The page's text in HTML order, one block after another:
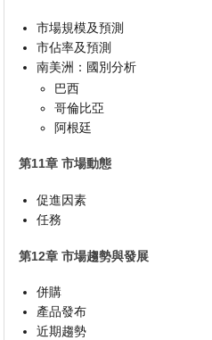
市場規模及預測
市佔率及預測
南美洲：國別分析
巴西
哥倫比亞
阿根廷
第11章 市場動態
促進因素
任務
第12章 市場趨勢與發展
併購
產品發布
近期趨勢